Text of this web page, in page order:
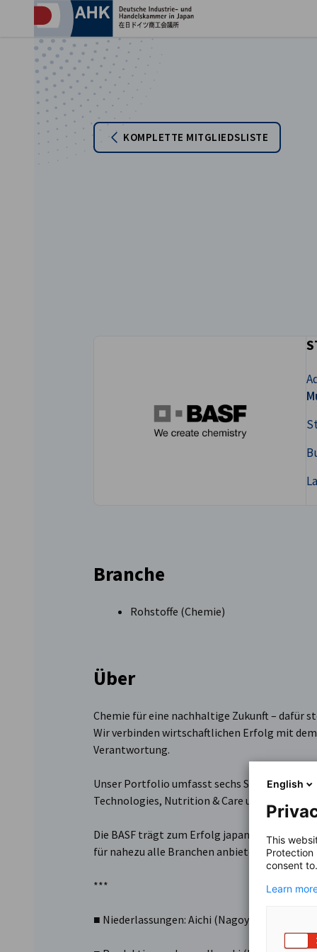
KOMPLETTE MITGLIEDSLISTE
Branche
Rohstoffe (Chemie)
Über
Chemie für eine nachhaltige Zukunft – dafür
Wir verbinden wirtschaftlichen Erfolg mit
Verantwortung.
Unser Portfolio umfasst sechs Segmente:
Technologies, Nutrition & Care und
Die BASF trägt zum Erfolg japanischer
für nahezu alle Branchen anbietet.
***
■ Niederlassungen: Aichi (Nagoya), Osaka
English
This
Protection
consent to.
Learn